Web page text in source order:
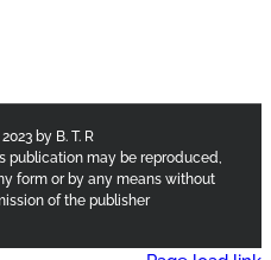
© 2023 by B. T. R.
of this publication may be
in any form or by any means
permission of the publisher.